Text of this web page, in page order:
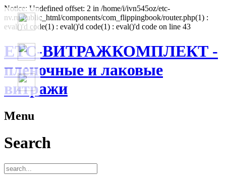
Notice: Undefined offset: 2 in /home/i/ivn545oz/etc-
nv.ru/public_html/components/com_flippingbook/router.php(1) :
eval()'d code(1) : eval()'d code(1) : eval()'d code on line 43
ЕТС-ВИТРАЖКОМПЛЕКТ -
пленочные и лаковые
витражи
Menu
Search